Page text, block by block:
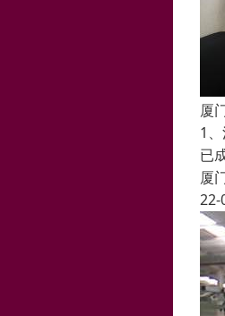
厦
1
已
厦
22-